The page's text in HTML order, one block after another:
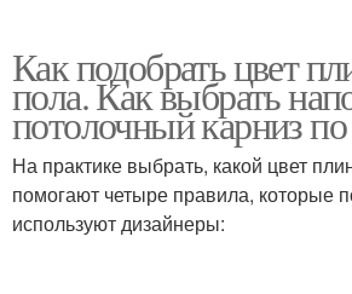
Плинтусы в цвет
Как подобрать цвет
пола. Как выбрать
потолочный карниз
На практике выбрать, какой цвет
помогают четыре правила, которые
используют дизайнеры: